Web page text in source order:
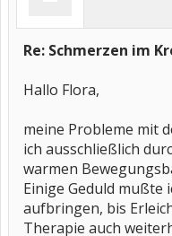
Re: Schmerzen im
Hallo Flora,
meine Probleme mit
ich ausschließlich
warmen
Einige Geduld mußte
aufbringen, bis
Therapie auch